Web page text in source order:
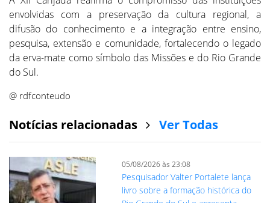
envolvidas com a preservação da cultura regional, a
difusão do conhecimento e a integração entre ensino,
pesquisa, extensão e comunidade, fortalecendo o legado
da erva-mate como símbolo das Missões e do Rio Grande
do Sul.
@ rdfconteudo
Notícias relacionadas Ver Todas
05/08/2026 às 23:08
Pesquisador Valter Portalete lança
livro sobre a formação histórica do